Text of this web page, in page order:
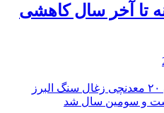
تا آخر سال کاهشی